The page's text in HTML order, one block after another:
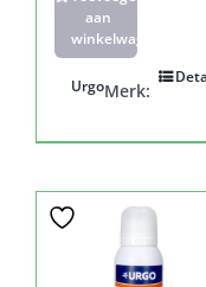
aan
winkelwagen
Merk:
Urgo